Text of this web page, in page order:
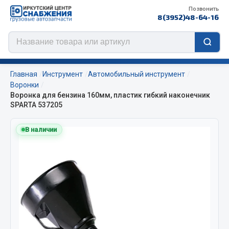
Позвонить
8(3952)48-64-16
ЦЕПИ РОССИЯ
Изготовление цепей на колеса BOHU
QITONG
Весь раздел
Главная Инструмент
Автомобильный инструмент
Воронки
Воронка для бензина 160мм, пластик гибкий наконечник
SPARTA 537205
В наличии